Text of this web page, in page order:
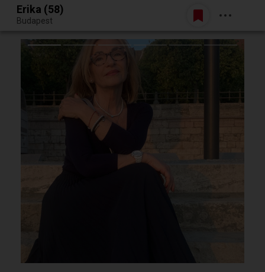
Egy jó randiból bármi lehet.
Belépés
Erika (58)
Budapest